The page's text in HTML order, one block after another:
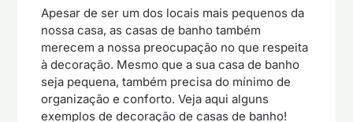
Apesar de ser um dos locais mais pequenos da
nossa casa, as casas de banho também
merecem a nossa preocupação no que respeita
à decoração. Mesmo que a sua casa de banho
seja pequena, também precisa do mínimo de
organização e conforto. Veja aqui alguns
exemplos de decoração de casas de banho!